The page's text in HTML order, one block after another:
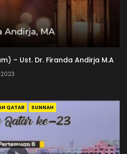
– Ust. Dr. Firanda Andirja M.A
2023
QATAR SUNNAH